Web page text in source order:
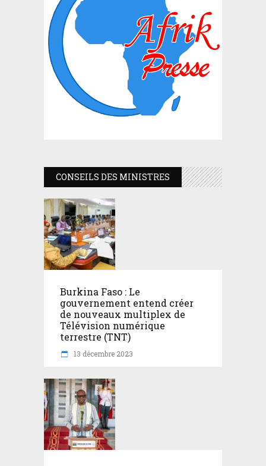
CONSEILS DES MINISTRES
Burkina Faso : Le
gouvernement entend créer
de nouveaux multiplex de
Télévision numérique
terrestre (TNT)
13 décembre 2023